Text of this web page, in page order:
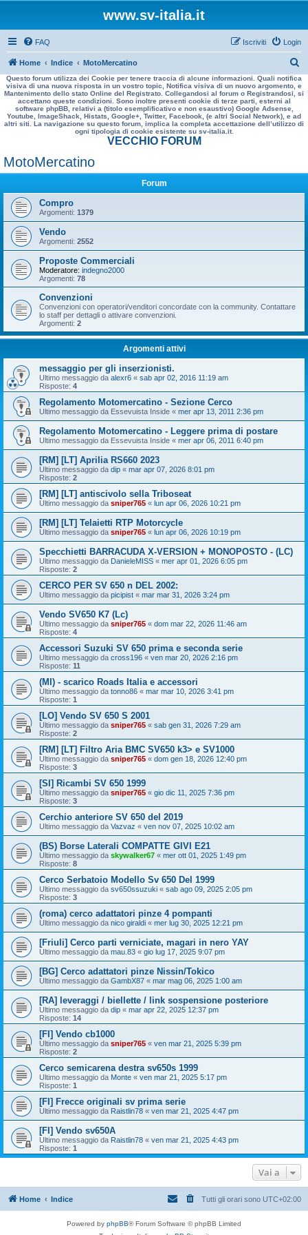
www.sv-italia.it
FAQ Login
Iscriviti
Home Indice MotoMercatino
e
r
a
Questo forum utilizza dei Cookie per tenere traccia di alcune informazioni. Quali notifica
visiva di una nuova risposta in un vostro topic, Notifica visiva di un nuovo argomento, e
Mantenimento dello stato Online del Registrato. Collegandosi al forum o Registrandosi, si
accettano queste condizioni. Sono inoltre presenti cookie di terze parti, esterni al
software phpBB, relativi a (titolo esemplificativo e non esaustivo) Google Adsense,
Youtube, ImageShack, Histats, Google+, Twitter, Facebook, (e altri Social Network), e ad
altri siti. La navigazione su questo forum, implica la completa accettazione dell’utilizzo di
ogni tipologia di cookie esistente su sv-italia.it.
VECCHIO FORUM
MotoMercatino
Forum
Compro
Argomenti: 1379
Vendo
Argomenti: 2552
Proposte Commerciali
Moderatore: indegno2000
Argomenti: 78
Convenzioni
Convenzioni con operatori/venditori concordate con la community. Contattare
lo staff per dettagli o attivare convenzioni.
Argomenti: 2
Argomenti attivi
messaggio per gli inserzionisti.
Ultimo messaggio da alexr6 « sab apr 02, 2016 11:19 am
Risposte: 4
Regolamento Motomercatino - Sezione Cerco
Ultimo messaggio da Essevuista Inside « mer apr 13, 2011 2:36 pm
Regolamento Motomercatino - Leggere prima di postare
Ultimo messaggio da Essevuista Inside « mer apr 06, 2011 6:40 pm
[RM] [LT] Aprilia RS660 2023
Ultimo messaggio da dip « mar apr 07, 2026 8:01 pm
Risposte: 2
[RM] [LT] antiscivolo sella Triboseat
Ultimo messaggio da sniper765 « lun apr 06, 2026 10:21 pm
[RM] [LT] Telaietti RTP Motorcycle
Ultimo messaggio da sniper765 « lun apr 06, 2026 10:19 pm
Specchietti BARRACUDA X-VERSION + MONOPOSTO - (LC)
Ultimo messaggio da DanieleMISS « mer apr 01, 2026 6:05 pm
Risposte: 2
CERCO PER SV 650 n DEL 2002:
Ultimo messaggio da picipist « mar mar 31, 2026 3:24 pm
Vendo SV650 K7 (Lc)
Ultimo messaggio da sniper765 « dom mar 22, 2026 11:46 am
Risposte: 4
Accessori Suzuki SV 650 prima e seconda serie
Ultimo messaggio da cross196 « ven mar 20, 2026 2:16 pm
Risposte: 11
(MI) - scarico Roads Italia e accessori
Ultimo messaggio da tonno86 « mar mar 10, 2026 3:41 pm
Risposte: 1
[LO] Vendo SV 650 S 2001
Ultimo messaggio da sniper765 « sab gen 31, 2026 7:29 am
Risposte: 2
[RM] [LT] Filtro Aria BMC SV650 k3> e SV1000
Ultimo messaggio da sniper765 « dom gen 18, 2026 12:40 pm
Risposte: 3
[SI] Ricambi SV 650 1999
Ultimo messaggio da sniper765 « gio dic 11, 2025 7:36 pm
Risposte: 3
Cerchio anteriore SV 650 del 2019
Ultimo messaggio da Vazvaz « ven nov 07, 2025 10:02 am
(BS) Borse Laterali COMPATTE GIVI E21
Ultimo messaggio da skywalker67 « mer ott 01, 2025 1:49 pm
Risposte: 8
Cerco Serbatoio Modello Sv 650 Del 1999
Ultimo messaggio da sv650ssuzuki « sab ago 09, 2025 2:05 pm
Risposte: 3
(roma) cerco adattatori pinze 4 pompanti
Ultimo messaggio da nico giraldi « mer lug 30, 2025 12:21 pm
[Friuli] Cerco parti verniciate, magari in nero YAY
Ultimo messaggio da mau.83 « gio lug 17, 2025 9:07 pm
[BG] Cerco adattatori pinze Nissin/Tokico
Ultimo messaggio da GambX87 « mar mag 06, 2025 1:00 am
[RA] leveraggi / biellette / link sospensione posteriore
Ultimo messaggio da dip « mar apr 22, 2025 12:37 pm
Risposte: 14
[FI] Vendo cb1000
Ultimo messaggio da sniper765 « ven mar 21, 2025 5:39 pm
Risposte: 2
Cerco semicarena destra sv650s 1999
Ultimo messaggio da Monte « ven mar 21, 2025 5:17 pm
Risposte: 1
[FI] Frecce originali sv prima serie
Ultimo messaggio da Raistlin78 « ven mar 21, 2025 4:47 pm
[FI] Vendo sv650A
Ultimo messaggio da Raistlin78 « ven mar 21, 2025 4:43 pm
Risposte: 1
Vai a
Home Indice Tutti gli orari sono UTC+02:00
Powered by phpBB® Forum Software © phpBB Limited